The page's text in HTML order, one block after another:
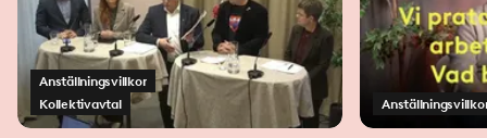
Anställningsvillkor
Kollektivavtal